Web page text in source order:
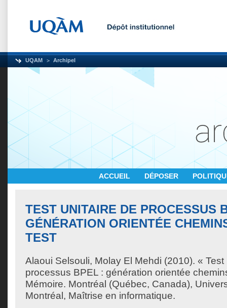
UQAM Archipel
ACCUEIL DÉPOSER
TEST UNITAIRE DE PROCESSUS
GÉNÉRATION ORIENTÉE
TEST
Alaoui Selsouli, Molay El Mehdi (2010). «
processus BPEL : génération orientée
Mémoire. Montréal (Québec, Canada),
Montréal, Maîtrise en informatique.